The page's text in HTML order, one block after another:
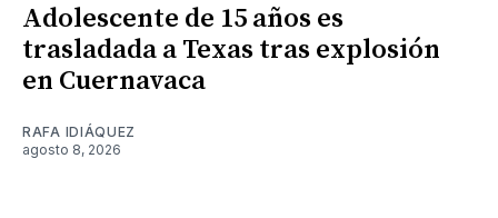
Adolescente de 15 años es
trasladada a Texas tras explosión
en Cuernavaca
RAFA IDIÁQUEZ
agosto 8, 2026